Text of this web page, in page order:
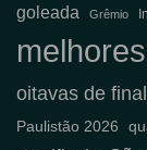
goleada Grêmio
oitavas de final
Paulistão 2026